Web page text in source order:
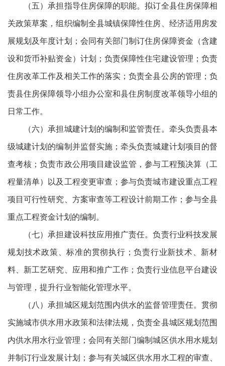
（五）承担指导住房保障的职能。拟订全县住房保障相
关政策草案，组织编制全县城镇保障性住房、经济适用房发
展规划及年度计划；会同有关部门制订住房保障资金（含建
设和货币补贴资金）计划；负责保障性住宅建设管理；负责
住房改革工作及相关工作的落实；负责全县公房的管理；负
责县住房保障领导小组办公室和县住房制度改革领导小组的
日常工作。
（六）承担城建计划的编制和监管责任。牵头负责县本
级城建计划的编制并监督实施；牵头负责城建计划项目的督
查考核；负责市政公用项目建设监管，参与工程预决算（工
程量清单）以及工程变更审查；参与负责城市建设重点工程
项目可行性研究、方案审查等工程设计前期工作；参与全县
重点工程资金计划的编制。
（七）承担建设科技应用推广责任。负责行业科技发展
规划技术政策、标准的贯彻执行；负责行业新技术、新材
料、新工艺研究、应用和推广工作；负责行业信息平台建设
与管理，提升行业智能化管理水平。
（八）承担城区规划范围内供水的监督管理责任。贯彻
实施城市供水用水政策和法律法规，负责全县城区规划范围
内供水用水行业管理；会同有关部门编制城区供水用水规划
并制订行业发展计划；参与有关城区供水用水工程的审查、